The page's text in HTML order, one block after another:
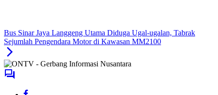
Bus Sinar Jaya Langgeng Utama Diduga Ugal-ugalan, Tabrak
Sejumlah Pengendara Motor di Kawasan MM2100